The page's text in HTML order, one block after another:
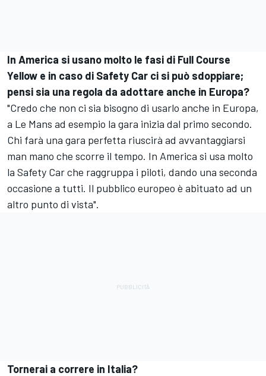
In America si usano molto le fasi di Full Course
Yellow e in caso di Safety Car ci si può sdoppiare;
pensi sia una regola da adottare anche in Europa?
"Credo che non ci sia bisogno di usarlo anche in Europa,
a Le Mans ad esempio la gara inizia dal primo secondo.
Chi farà una gara perfetta riuscirà ad avvantaggiarsi
man mano che scorre il tempo. In America si usa molto
la Safety Car che raggruppa i piloti, dando una seconda
occasione a tutti. Il pubblico europeo è abituato ad un
altro punto di vista".
Tornerai a correre in Italia?